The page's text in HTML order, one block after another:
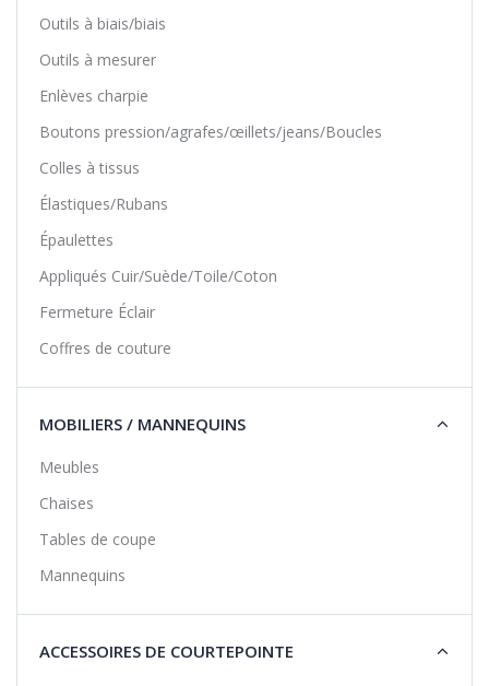
Outils à biais/biais
Outils à mesurer
Enlèves charpie
Boutons pression/agrafes/œillets/jeans/Boucles
Colles à tissus
Élastiques/Rubans
Épaulettes
Appliqués Cuir/Suède/Toile/Coton
Fermeture Éclair
Coffres de couture
MOBILIERS / MANNEQUINS
Meubles
Chaises
Tables de coupe
Mannequins
ACCESSOIRES DE COURTEPOINTE